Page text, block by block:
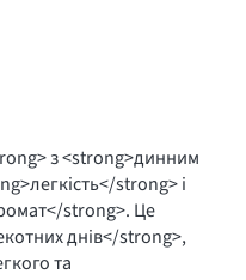
з <strong>динним
strong> і
strong>. Це
днів</strong>,
та